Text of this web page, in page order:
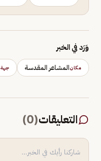
وَرَد في الخبر
مكانالمشاعر المقدسة جهة
التعليقات(
0
)